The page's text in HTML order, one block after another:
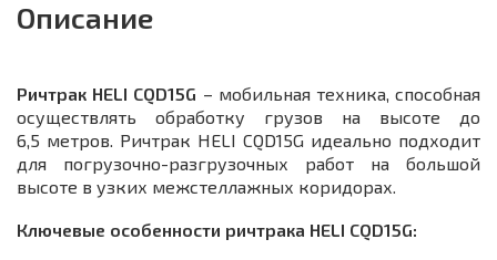
Описание
Ричтрак HELI CQD15G – мобильная техника, способная
осуществлять обработку грузов на высоте до
6,5 метров. Ричтрак HELI CQD15G идеально подходит
для погрузочно-разгрузочных работ на большой
высоте в узких межстеллажных коридорах.
Ключевые особенности ричтрака HELI CQD15G: